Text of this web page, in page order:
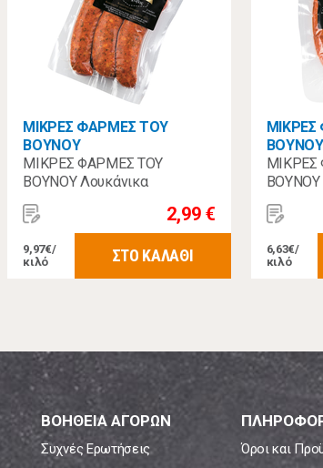
ΜΙΚΡΕΣ ΦΑΡΜΕΣ ΤΟΥ
ΒΟΥΝΟΥ
ΜΙΚΡΕΣ ΦΑΡΜΕΣ ΤΟΥ
ΒΟΥΝΟΥ Λουκάνικα
Χωριάτικα τ.Αράχωβας 300gr
2,99 €
9,97€/
κιλό
ΣΤΟ ΚΑΛΑΘΙ
ΒΟΥΝΟΥ
ΒΟΥΝΟΥ
6,63€/
κιλό
ΒΟΗΘΕΙΑ ΑΓΟΡΩΝ
Συχνές Ερωτήσεις
Όροι και